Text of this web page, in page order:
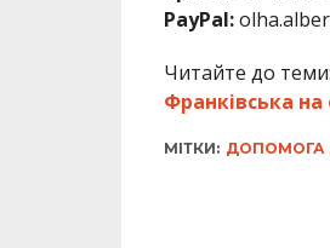
PayPal:
Читайте до теми:
Франківська
МІТКИ: ДОПОМОГА